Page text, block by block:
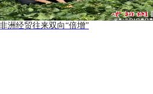
洲经贸往来双向“倍增”